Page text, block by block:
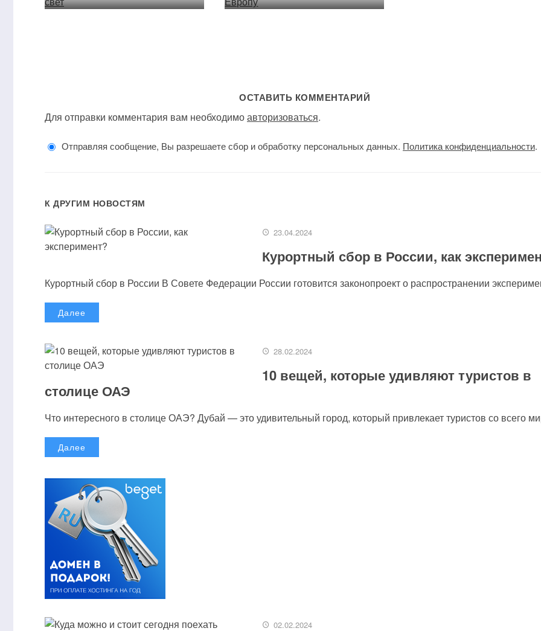
ОСТАВИТЬ КОММЕНТАРИЙ
Для отправки комментария вам необходимоавторизоваться.
Отправляя сообщение, Вы разрешаете сбор и обработку персональных данных. Политика конфиденциальности.
К ДРУГИМ НОВОСТЯМ
23.04.2024
Курортный сбор в России, как
Курортный сбор в России В Совете Федерации России готовится законопроект о распространении
Далее
28.02.2024
10 вещей, которые удивляют туристов в
столице ОАЭ
Что интересного в столице ОАЭ? Дубай — это удивительный город, который привлекает туристов со всего
Далее
02.02.2024